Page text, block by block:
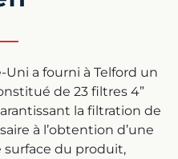
Uni a fourni à Telford un
de 23 filtres 4”
la filtration de
à l’obtention d’une
du produit,